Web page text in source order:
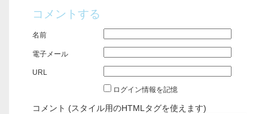
コメントする
名前
電子メール
URL
ログイン情報を記憶
コメント (スタイル用のHTMLタグを使えます)